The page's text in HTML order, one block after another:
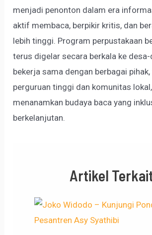
menjadi penonton dalam era
aktif membaca, berpikir kritis, dan
lebih tinggi. Program perpustakaan
terus digelar secara berkala ke desa-
bekerja sama dengan berbagai
perguruan tinggi dan komunitas
menanamkan budaya baca yang
berkelanjutan.
Artikel